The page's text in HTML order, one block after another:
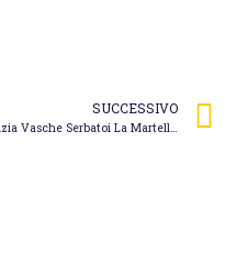
SUCCESSIVO
Pulizia Vasche Serbatoi La Martella – Autospurgo 2m